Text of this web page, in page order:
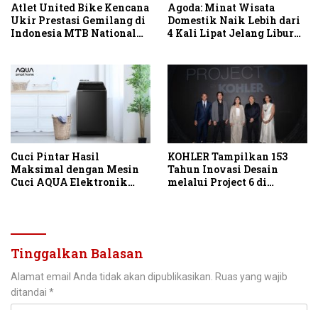
Atlet United Bike Kencana
Ukir Prestasi Gemilang di
Indonesia MTB National
Agoda: Minat Wisata
Domestik Naik Lebih dari
4 Kali Lipat Jelang Libur
Cuci Pintar Hasil
Maksimal dengan Mesin
Cuci AQUA Elektronik
KOHLER Tampilkan 153
Tahun Inovasi Desain
melalui Project 6 di
Tinggalkan Balasan
Alamat email Anda tidak akan dipublikasikan. Ruas yang wajib
ditandai *